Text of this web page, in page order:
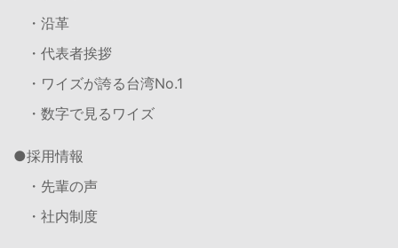
・沿革
・代表者挨拶
・ワイズが誇る台湾No.1
・数字で見るワイズ
採用情報
・先輩の声
・社内制度